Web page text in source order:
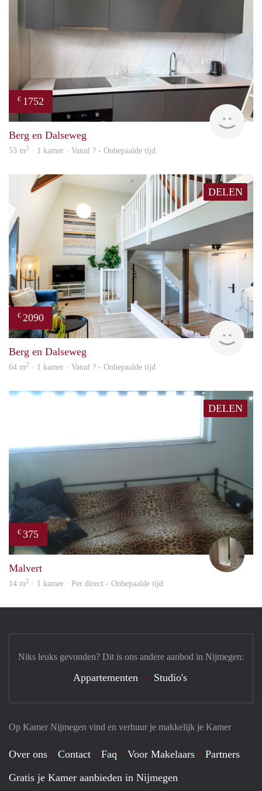
€ 1752
Next
Berg en Dalseweg
53 m2 · 1 kamer · Vanaf ? - Onbepaalde tijd
DELEN
€ 2090
Next
Berg en Dalseweg
64 m2 · 1 kamer · Vanaf ? - Onbepaalde tijd
DELEN
€ 375
Malvert
14 m2 · 1 kamer · Per direct - Onbepaalde tijd
Op Kamer Nijmegen vind en verhuur je makkelijk je Kamer
Over ons Contact Faq Voor Makelaars
Partners
Gratis je Kamer aanbieden in Nijmegen
Niks leuks gevonden? Dit is ons andere aanbod in Nijmegen:
Appartementen Studio's